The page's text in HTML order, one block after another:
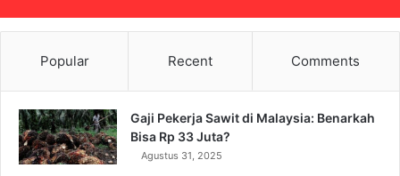
Popular Recent Comments
Gaji Pekerja Sawit di Malaysia: Benarkah
Bisa Rp 33 Juta?
Agustus 31, 2025